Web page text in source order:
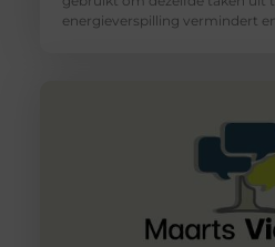
energieverspilling vermindert